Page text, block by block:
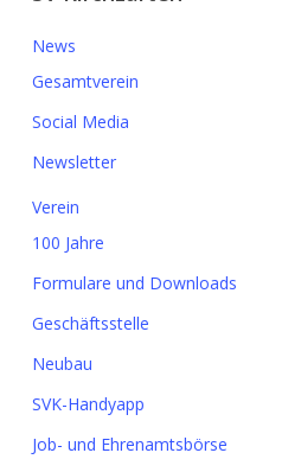
News
Gesamtverein
Social Media
Newsletter
Verein
100 Jahre
Formulare und Downloads
Geschäftsstelle
Neubau
SVK-Handyapp
Job- und Ehrenamtsbörse